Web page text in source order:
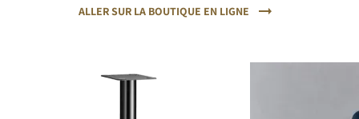
ALLER SUR LA BOUTIQUE EN LIGNE